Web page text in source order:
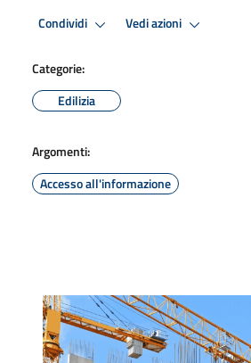
Condividi Vedi azioni
Categorie:
Edilizia
Argomenti:
Accesso all'informazione